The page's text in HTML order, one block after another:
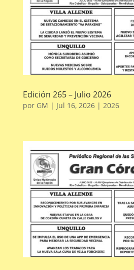
Edición 265 – Julio 2026
por GM | Jul 16, 2026| 2026